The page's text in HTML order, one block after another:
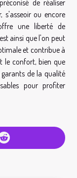
de réaliser
s'asseoir ou encore
une liberté de
ainsi que l'on peut
et contribue à
le confort, bien que
de la qualité
pour profiter